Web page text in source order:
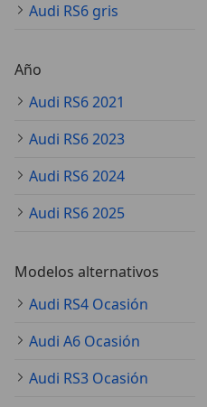
Audi RS6 gris
Año
Audi RS6 2021
Audi RS6 2023
Audi RS6 2024
Audi RS6 2025
Modelos alternativos
Audi RS4 Ocasión
Audi A6 Ocasión
Audi RS3 Ocasión